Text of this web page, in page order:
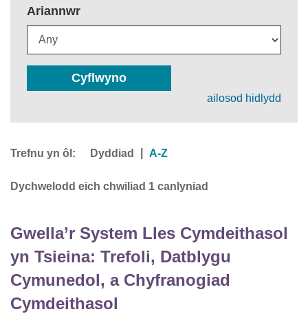
Ariannwr
Cyflwyno
ailosod hidlydd
Trefnu yn ôl: Dyddiad A-Z
Dychwelodd eich chwiliad 1 canlyniad
Gwella’r System Lles Cymdeithasol
yn Tsieina: Trefoli, Datblygu
Cymunedol, a Chyfranogiad
Cymdeithasol